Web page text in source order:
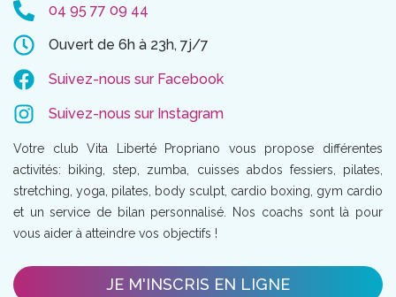
04 95 77 09 44
Ouvert de 6h à 23h, 7j/7
Suivez-nous sur Facebook
Suivez-nous sur Instagram
Votre club Vita Liberté Propriano vous propose différentes
activités: biking, step, zumba, cuisses abdos fessiers, pilates,
stretching, yoga, pilates, body sculpt, cardio boxing, gym cardio
et un service de bilan personnalisé. Nos coachs sont là pour
vous aider à atteindre vos objectifs !
JE M'INSCRIS EN LIGNE